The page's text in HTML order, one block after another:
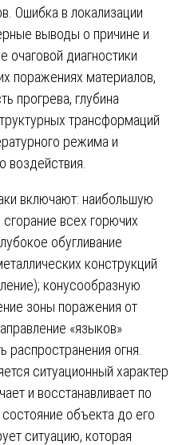
Ошибка в локализации
выводы о причине и
очаговой диагностики
поражениях материалов,
прогрева, глубина
трансформаций
режима и
воздействия.
включают: наибольшую
всех горючих
обугливание
конструкций
конусообразную
зоны поражения от
«языков»
огня.
ситуационный характер
и восстанавливает по
объекта до его
ситуацию, которая